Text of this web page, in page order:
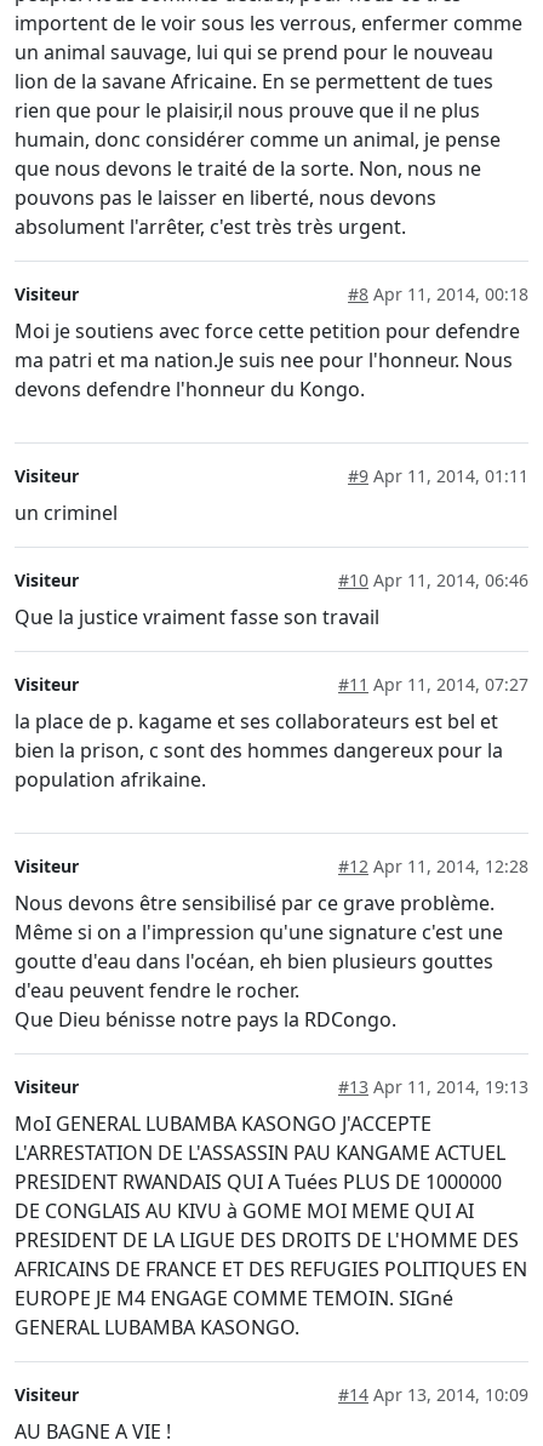
importent de le voir sous les verrous, enfermer comme
un animal sauvage, lui qui se prend pour le nouveau
lion de la savane Africaine. En se permettent de tues
rien que pour le plaisir,il nous prouve que il ne plus
humain, donc considérer comme un animal, je pense
que nous devons le traité de la sorte. Non, nous ne
pouvons pas le laisser en liberté, nous devons
absolument l'arrêter, c'est très très urgent.
Visiteur #8 Apr 11, 2014, 00:18
Moi je soutiens avec force cette petition pour defendre
ma patri et ma nation.Je suis nee pour l'honneur. Nous
devons defendre l'honneur du Kongo.
Visiteur #9 Apr 11, 2014, 01:11
un criminel
Visiteur #10 Apr 11, 2014, 06:46
Que la justice vraiment fasse son travail
Visiteur #11 Apr 11, 2014, 07:27
la place de p. kagame et ses collaborateurs est bel et
bien la prison, c sont des hommes dangereux pour la
population afrikaine.
Visiteur #12 Apr 11, 2014, 12:28
Nous devons être sensibilisé par ce grave problème.
Même si on a l'impression qu'une signature c'est une
goutte d'eau dans l'océan, eh bien plusieurs gouttes
d'eau peuvent fendre le rocher.
Que Dieu bénisse notre pays la RDCongo.
Visiteur #13 Apr 11, 2014, 19:13
MoI GENERAL LUBAMBA KASONGO J'ACCEPTE
L'ARRESTATION DE L'ASSASSIN PAU KANGAME ACTUEL
PRESIDENT RWANDAIS QUI A Tuées PLUS DE 1000000
DE CONGLAIS AU KIVU à GOME MOI MEME QUI AI
PRESIDENT DE LA LIGUE DES DROITS DE L'HOMME DES
AFRICAINS DE FRANCE ET DES REFUGIES POLITIQUES EN
EUROPE JE M4 ENGAGE COMME TEMOIN. SIGné
GENERAL LUBAMBA KASONGO.
Visiteur #14 Apr 13, 2014, 10:09
AU BAGNE A VIE !